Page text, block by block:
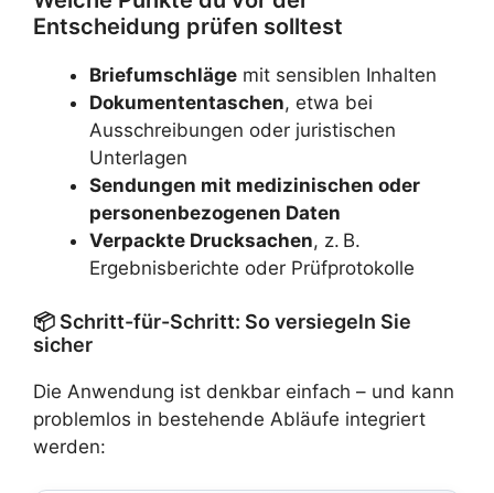
Entscheidung prüfen solltest
Briefumschläge mit sensiblen Inhalten
Dokumententaschen, etwa bei
Ausschreibungen oder juristischen
Unterlagen
Sendungen mit medizinischen oder
personenbezogenen Daten
Verpackte Drucksachen, z. B.
Ergebnisberichte oder Prüfprotokolle
📦 Schritt-für-Schritt: So versiegeln Sie
sicher
Die Anwendung ist denkbar einfach – und kann
problemlos in bestehende Abläufe integriert
werden: